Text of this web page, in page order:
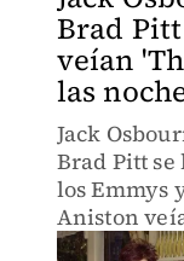
Brad
veían
las
Jack
Brad Pitt se
los Emmys
Aniston
noches